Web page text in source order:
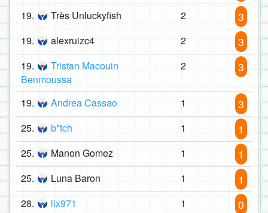
19. Très Unluckyfish 2 3
19. alexruizc4 2 3
19.
Tristan Macouin
Benmoussa
2 3
19. Andrea Cassao 1 3
25. b*tch 1 1
25. Manon Gomez 1 1
25. Luna Baron 1 1
28. lix971 1 0